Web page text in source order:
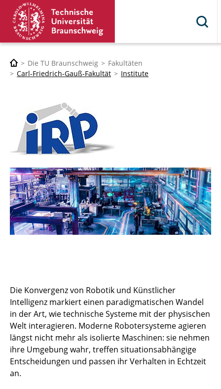
Die TU Braunschweig
Fakultäten
Carl-Friedrich-Gauß-Fakultät
Institute
Die Konvergenz von Robotik und Künstlicher
Intelligenz markiert einen paradigmatischen Wandel
in der Art, wie technische Systeme mit der physischen
Welt interagieren. Moderne Robotersysteme agieren
längst nicht mehr als isolierte Maschinen: sie nehmen
ihre Umgebung wahr, treffen situationsabhängige
Entscheidungen und passen ihr Verhalten in Echtzeit
an.